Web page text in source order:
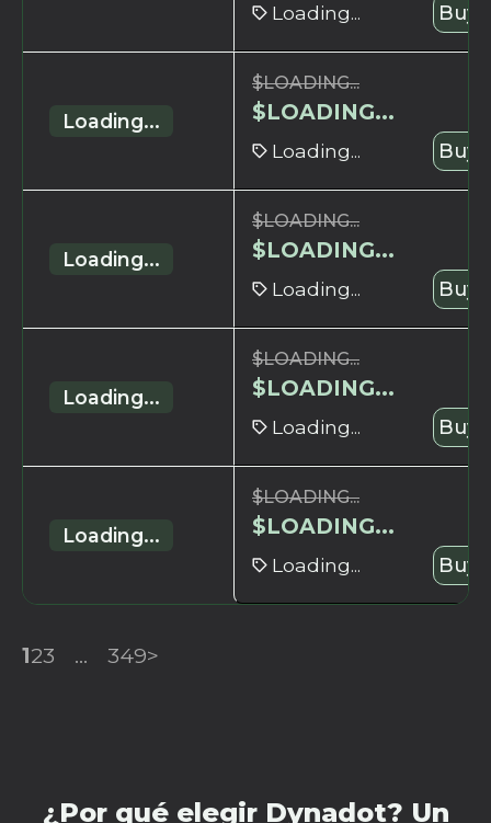
Loading... Buy
Loading...
$LOADING...
$LOADING...
Loading... Buy
Loading...
$LOADING...
$LOADING...
Loading... Buy
Loading...
$LOADING...
$LOADING...
Loading... Buy
Loading...
$LOADING...
$LOADING...
Loading... Buy
123 ... 349>
¿Por qué elegir Dynadot? Un